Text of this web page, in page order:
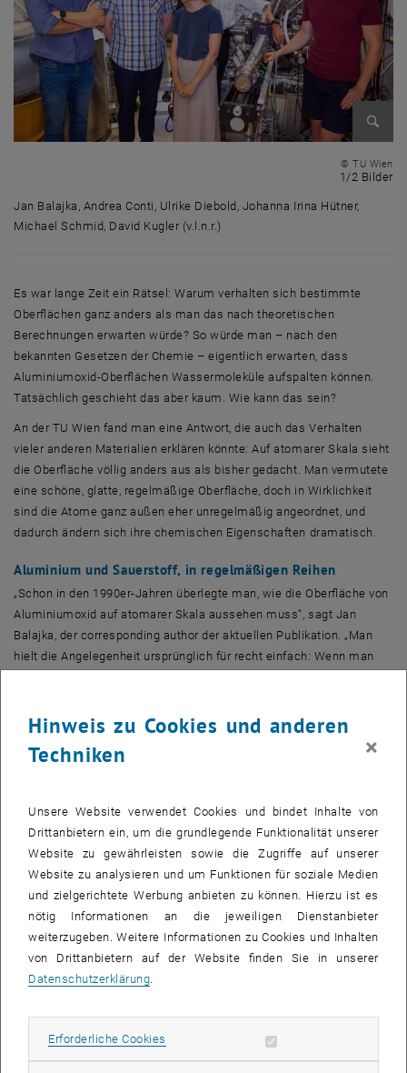
© TU Wien
1/2 Bilder
Jan Balajka, Andrea Conti, Ulrike Diebold, Johanna Irina Hütner,
Michael Schmid, David Kugler (v.l.n.r.)
Es war lange Zeit ein Rätsel: Warum verhalten sich bestimmte
Oberflächen ganz anders als man das nach theoretischen
Berechnungen erwarten würde? So würde man – nach den
bekannten Gesetzen der Chemie – eigentlich erwarten, dass
Aluminiumoxid-Oberflächen Wassermoleküle aufspalten können.
Tatsächlich geschieht das aber kaum. Wie kann das sein?
An der TU Wien fand man eine Antwort, die auch das Verhalten
vieler anderen Materialien erklären könnte: Auf atomarer Skala sieht
die Oberfläche völlig anders aus als bisher gedacht. Man vermutete
eine schöne, glatte, regelmäßige Oberfläche, doch in Wirklichkeit
sind die Atome ganz außen eher unregelmäßig angeordnet, und
dadurch ändern sich ihre chemischen Eigenschaften dramatisch.
Aluminium und Sauerstoff, in regelmäßigen Reihen
„Schon in den 1990er-Jahren überlegte man, wie die Oberfläche von
Aluminiumoxid auf atomarer Skala aussehen muss“, sagt Jan
Balajka, der corresponding author der aktuellen Publikation. „Man
hielt die Angelegenheit ursprünglich für recht einfach: Wenn man
Aluminium-Atome befinden.“
Computersimulationen zeigten: Eine solche Oberfläche sollte
Dissoziation von Wassermolekülen in einzelne Wasserstoffatome
und OH-Gruppen. Doch Experimente verliefen enttäuschend: Von der
rechnerisch zu erwartenden Reaktivität war nichts zu sehen. Die
Ergebnisse waren teilweise widersprüchlich und blieben weit hinter
den theoretisch vorhergesagten Werten zurück.
Spezialmikroskope mit atomarer Auflösung
Das Oberflächenphysik-Team rund um Prof. Ulrike Diebold (Institut
für Angewandte Physik, TU Wien) ging der Sache nach: Man
einer extrem präzisen Abbildungstechnik: Mit speziellen
Rasterkraftmikroskopen kann man Metalloxid-Oberflächen Atom für
Atom „abtasten“ und daraus dann am Computer ein exaktes 3D-Bild
Hinweis zu Cookies und anderen
Techniken
×
Unsere Website verwendet Cookies und bindet Inhalte von
Drittanbietern ein, um die grundlegende Funktionalität unserer
Website zu gewährleisten sowie die Zugriffe auf unserer
Website zu analysieren und um Funktionen für soziale Medien
und zielgerichtete Werbung anbieten zu können. Hierzu ist es
nötig Informationen an die jeweiligen Dienstanbieter
weiterzugeben. Weitere Informationen zu Cookies und Inhalten
von Drittanbietern auf der Website finden Sie in unserer
Datenschutzerklärung
Erforderliche Cookies Erforderliche Cookies zulassen